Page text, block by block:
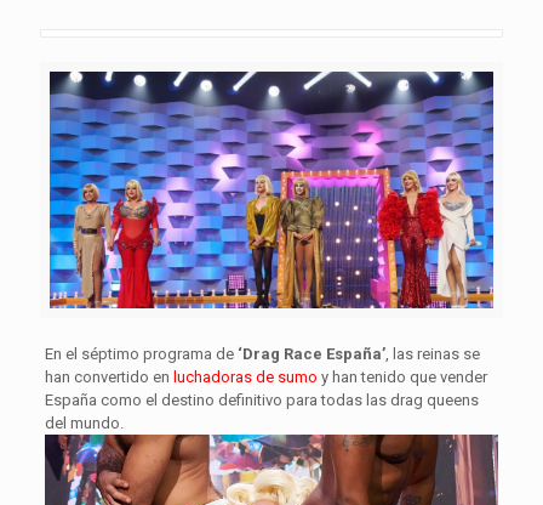
En el séptimo programa de ‘Drag Race España’, las reinas se
han convertido en luchadoras de sumo y han tenido que vender
España como el destino definitivo para todas las drag queens
del mundo.